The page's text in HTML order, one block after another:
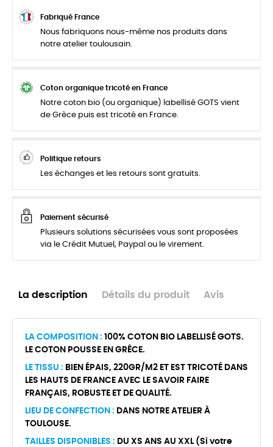
Fabriqué France
Nous fabriquons nous-même nos produits dans
notre atelier toulousain.
Coton organique tricoté en France
Notre coton bio (ou organique) labellisé GOTS vient
de Grèce puis est tricoté en France.
Politique retours
Les échanges et les retours sont gratuits.
Paiement sécurisé
Plusieurs solutions sécurisées vous sont proposées
via le Crédit Mutuel, Paypal ou le virement.
La description Détails du produit Avis
LA COMPOSITION : 100% COTON BIO LABELLISÉ GOTS.
LE COTON POUSSE EN GRÊCE.
LE TISSU : BIEN ÉPAIS, 220GR/M2 ET EST TRICOTÉ DANS
LES HAUTS DE FRANCE AVEC LE SAVOIR FAIRE
FRANÇAIS, ROBUSTE ET DE QUALITÉ.
LIEU DE CONFECTION : DANS NOTRE ATELIER À
TOULOUSE.
TAILLES DISPONIBLES : DU XS ANS AU XXL (Si votre